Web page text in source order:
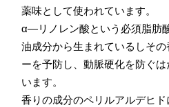
薬味として使われています。
α―リノレン酸という必須脂肪
油成分から生まれているしその
ーを予防し、 動脈硬化を防ぐ
います。
香りの成分のペリルアルデヒ